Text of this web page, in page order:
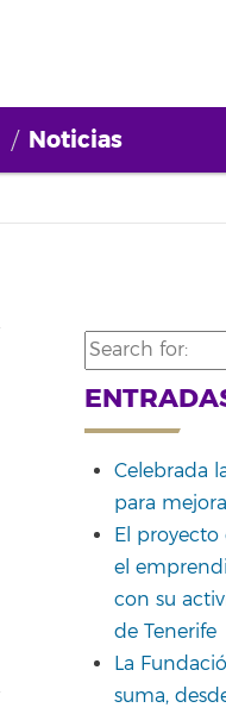
Noticias
Search
for:
Celebrada
para
El
el
con su
de Tenerife
La
suma,